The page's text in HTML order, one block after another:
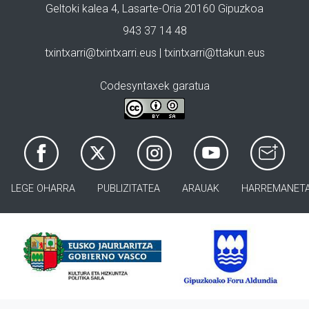
Geltoki kalea 4, Lasarte-Oria 20160 Gipuzkoa
943 37 14 48
txintxarri@txintxarri.eus | txintxarri@ttakun.eus
Codesyntaxek garatua
LEGE OHARRA PUBLIZITATEA ARAUAK